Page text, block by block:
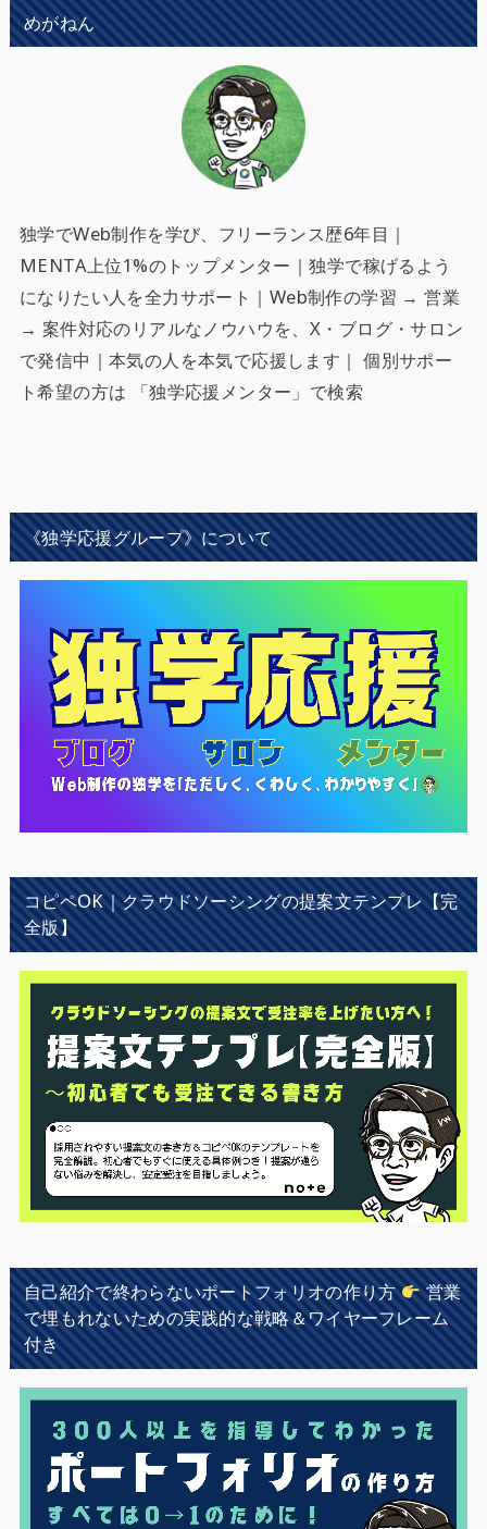
めがねん
独学でWeb制作を学び、フリーランス歴6年目｜
MENTA上位1%のトップメンター｜独学で稼げるよう
になりたい人を全力サポート ｜Web制作の学習 → 営業
→ 案件対応のリアルなノウハウを、X・ブログ・サロン
で発信中｜本気の人を本気で応援します｜ 個別サポー
ト希望の方は 「独学応援メンター」で検索
《独学応援グループ》について
コピペOK｜クラウドソーシングの提案文テンプレ【完
全版】
自己紹介で終わらないポートフォリオの作り方
営業
で埋もれないための実践的な戦略＆ワイヤーフレーム
付き